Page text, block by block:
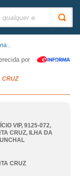
por
CRUZ
VIP, 9125-072,
CRUZ, ILHA DA
CRUZ